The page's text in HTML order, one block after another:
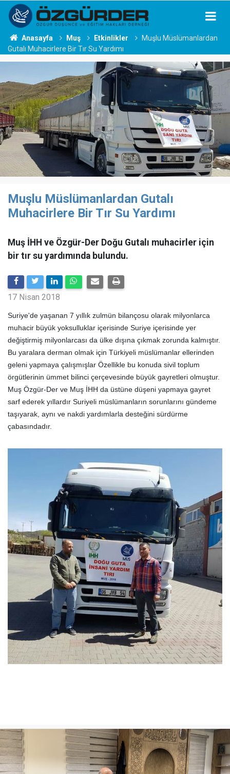
Anasayfa Muş Etkinlikler
Muşlu Müslümanlardan
Gutalı Muhacirlere Bir Tır Su Yardımı
Muşlu Müslümanlardan Gutalı
Muhacirlere Bir Tır Su Yardımı
Muş İHH ve Özgür-Der Doğu Gutalı muhacirler için
bir tır su yardımında bulundu.
17 Nisan 2018
Suriye'de yaşanan 7 yıllık zulmün bilançosu olarak milyonlarca
muhacir büyük yoksulluklar içerisinde Suriye içerisinde yer
değiştirmiş milyonlarcası da ülke dışına çıkmak zorunda kalmıştır.
Bu yaralara derman olmak için Türkiyeli müslümanlar ellerinden
geleni yapmaya çalışmışlar Özellikle bu konuda sivil toplum
örgütlerinin ümmet bilinci çerçevesinde büyük gayretleri olmuştur.
Muş Özgür-Der ve Muş İHH da üstüne düşeni yapmaya gayret
sarf ederek yıllardır Suriyeli müslümanların sorunlarını gündeme
taşıyarak, aynı ve nakdi yardımlarla desteğini sürdürme
çabasındadır.